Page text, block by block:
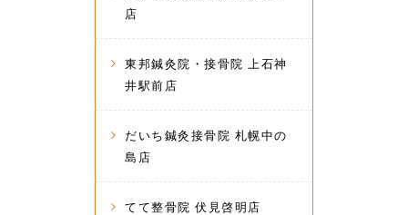
店
東邦鍼灸院・接骨院 上石神
井駅前店
だいち鍼灸接骨院 札幌中の
島店
てて整骨院 伏見啓明店